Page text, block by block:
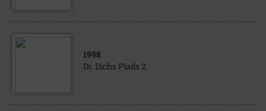
1998
Dr. Dichs Plads 2